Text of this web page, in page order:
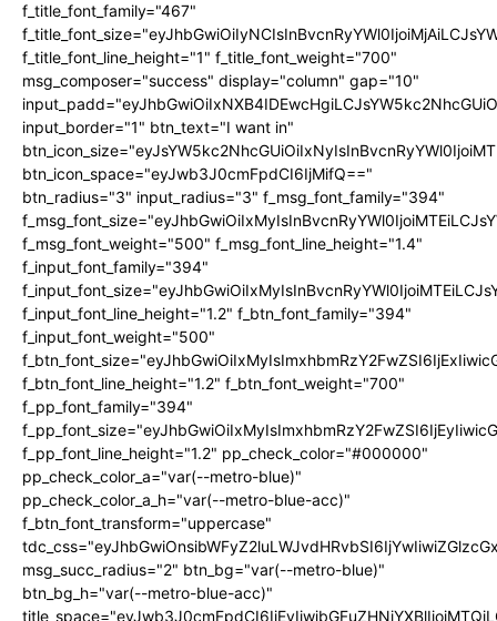
f_title_font_family="467"
f_title_font_line_height="1" f_title_font_weight="700"
msg_composer="success" display="column" gap="10"
input_border="1" btn_text="I want in"
btn_icon_space="eyJwb3J0cmFpdCI6IjMifQ=="
btn_radius="3" input_radius="3" f_msg_font_family="394"
f_msg_font_weight="500" f_msg_font_line_height="1.4"
f_input_font_family="394"
f_input_font_line_height="1.2" f_btn_font_family="394"
f_input_font_weight="500"
f_btn_font_line_height="1.2" f_btn_font_weight="700"
f_pp_font_family="394"
f_pp_font_line_height="1.2" pp_check_color="#000000"
pp_check_color_a="var(--metro-blue)"
pp_check_color_a_h="var(--metro-blue-acc)"
f_btn_font_transform="uppercase"
msg_succ_radius="2" btn_bg="var(--metro-blue)"
btn_bg_h="var(--metro-blue-acc)"